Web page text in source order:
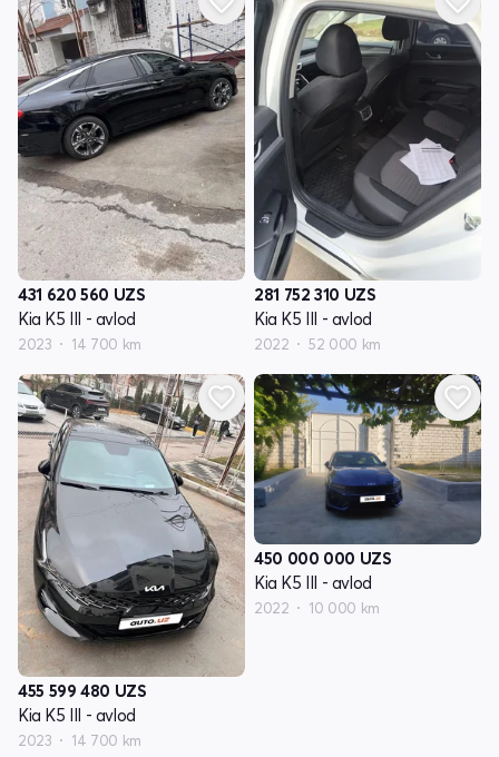
431 620 560 UZS
Kia K5 III - avlod
2023 14 700 km
281 752 310 UZS
Kia K5 III - avlod
2022 52 000 km
455 599 480 UZS
Kia K5 III - avlod
2023 14 700 km
450 000 000 UZS
Kia K5 III - avlod
2022 10 000 km